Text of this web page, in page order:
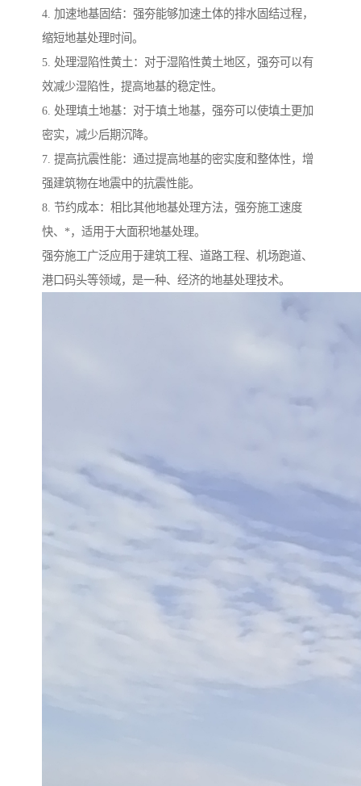
4. 加速地基固结：强夯能够加速土体的排水固结过程，
缩短地基处理时间。
5. 处理湿陷性黄土：对于湿陷性黄土地区，强夯可以有
效减少湿陷性，提高地基的稳定性。
6. 处理填土地基：对于填土地基，强夯可以使填土更加
密实，减少后期沉降。
7. 提高抗震性能：通过提高地基的密实度和整体性，增
强建筑物在地震中的抗震性能。
8. 节约成本：相比其他地基处理方法，强夯施工速度
快、*，适用于大面积地基处理。
强夯施工广泛应用于建筑工程、道路工程、机场跑道、
港口码头等领域，是一种、经济的地基处理技术。